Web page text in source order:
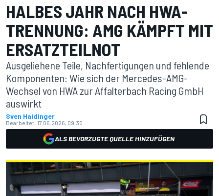
HALBES JAHR NACH HWA-
TRENNUNG: AMG KÄMPFT MIT
ERSATZTEILNOT
Ausgeliehene Teile, Nachfertigungen und fehlende
Komponenten: Wie sich der Mercedes-AMG-
Wechsel von HWA zur Affalterbach Racing GmbH
auswirkt
Sven Haidinger
Bearbeitet: 17.06.2026, 09:35
ALS BEVORZUGTE QUELLE HINZUFÜGEN